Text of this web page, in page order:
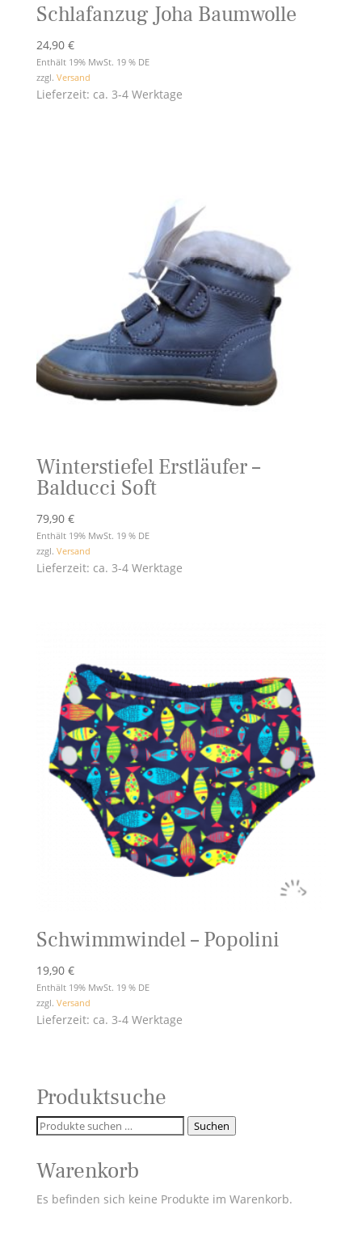
Schlafanzug Joha Baumwolle
24,90 €
Enthält 19% MwSt. 19 % DE
zzgl. Versand
Lieferzeit: ca. 3-4 Werktage
Winterstiefel Erstläufer –
Balducci Soft
79,90 €
Enthält 19% MwSt. 19 % DE
zzgl. Versand
Lieferzeit: ca. 3-4 Werktage
Schwimmwindel – Popolini
19,90 €
Enthält 19% MwSt. 19 % DE
zzgl. Versand
Lieferzeit: ca. 3-4 Werktage
Produktsuche
Suchen
Suchen
Warenkorb
Es befinden sich keine Produkte im Warenkorb.